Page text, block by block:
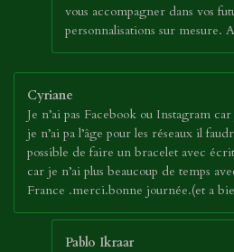
vous accompagner dans vos
personnalisations sur mesure.
Cyriane
Je n’ai pas Facebook ou Instagram
je n’ai pa l’âge pour les réseaux il
possible de faire un bracelet avec
car je n’ai plus beaucoup de temps
France .merci.bonne journée.(et a
Pablo Ikraar